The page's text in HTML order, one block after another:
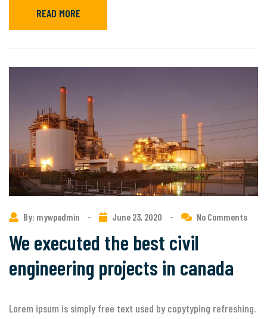
READ MORE
By: mywpadmin - June 23, 2020 - No Comments
We executed the best civil
engineering projects in canada
Lorem ipsum is simply free text used by copytyping refreshing.